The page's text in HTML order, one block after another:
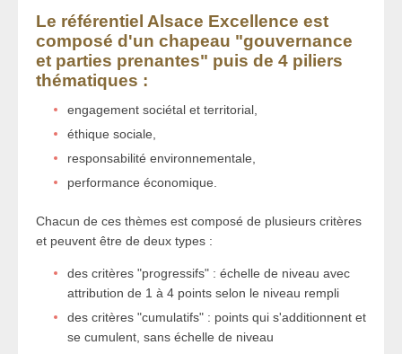
Le référentiel Alsace Excellence est
composé d'un chapeau "gouvernance
et parties prenantes" puis de 4 piliers
thématiques :
engagement sociétal et territorial,
éthique sociale,
responsabilité environnementale,
performance économique.
Chacun de ces thèmes est composé de plusieurs critères
et peuvent être de deux types :
des critères "progressifs" : échelle de niveau avec
attribution de 1 à 4 points selon le niveau rempli
des critères "cumulatifs" : points qui s'additionnent et
se cumulent, sans échelle de niveau